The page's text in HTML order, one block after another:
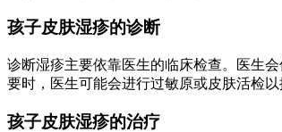
孩子皮肤湿疹的诊断
诊断湿疹主要依靠医生的临床检查。医生
要时，医生可能会进行过敏原或皮肤活检
孩子皮肤湿疹的治疗